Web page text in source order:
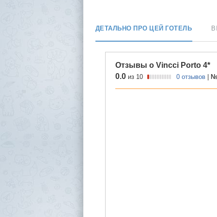
ДЕТАЛЬНО ПРО ЦЕЙ ГОТЕЛЬ